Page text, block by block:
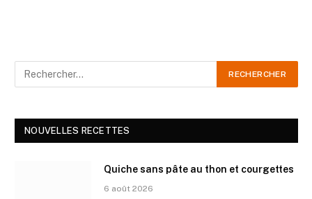
NOUVELLES RECETTES
Quiche sans pâte au thon et courgettes
6 août 2026